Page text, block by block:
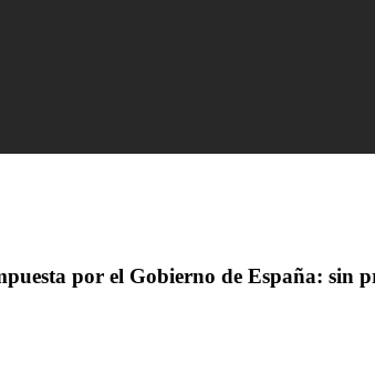
por el Gobierno de España: sin